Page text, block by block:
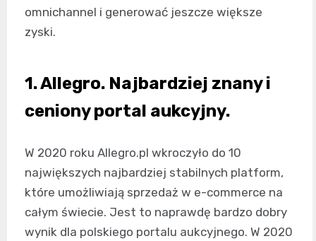
omnichannel i generować jeszcze większe
zyski.
1. Allegro. Najbardziej znany i
ceniony portal aukcyjny.
W 2020 roku Allegro.pl wkroczyło do 10
największych najbardziej stabilnych platform,
które umożliwiają sprzedaż w e-commerce na
całym świecie. Jest to naprawdę bardzo dobry
wynik dla polskiego portalu aukcyjnego. W 2020